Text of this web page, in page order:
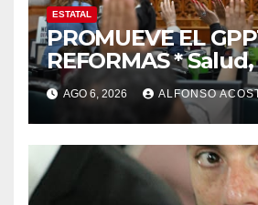
ESTATAL
PROMUEVE EL
REFORMAS * Salud, electoral
y justicia, de las
AGO 6, 2026 ALFONSO